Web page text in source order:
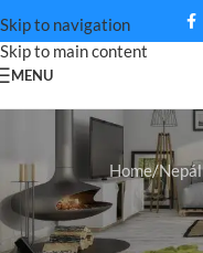
Skip to navigation
Skip to main content
MENU
Home
NEPÁLI
Hol